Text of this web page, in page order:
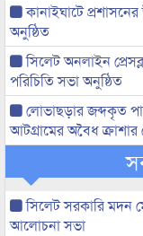
কানাইঘাটে
অনুষ্ঠিত
সিলেট অনলাইন
পরিচিতি সভা অনুষ্ঠিত
লোভাছড়ার জব্দকৃত
আটগ্রামের অবৈধ
সিলেট সরকারি মদন
আলোচনা সভা